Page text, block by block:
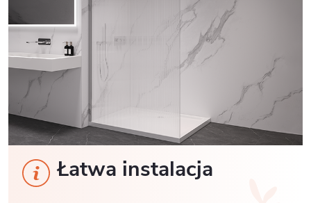
Łatwa instalacja